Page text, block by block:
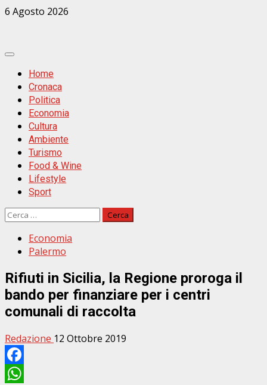
Zum
6 Agosto 2026
Primäres
MenüHome
Cronaca
Politica
Economia
Cultura
Ambiente
Turismo
Food & Wine
Lifestyle
Sport
Ricerca
Economia
Palermo
Rifiuti in Sicilia, la Regione proroga il
bando per finanziare per i centri
comunali di raccolta
Redazione 12 Ottobre 2019
Facebook